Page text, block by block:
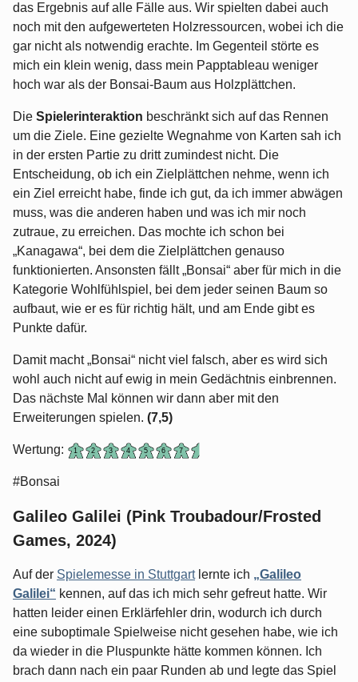
das Ergebnis auf alle Fälle aus. Wir spielten dabei auch
noch mit den aufgewerteten Holzressourcen, wobei ich die
gar nicht als notwendig erachte. Im Gegenteil störte es
mich ein klein wenig, dass mein Papptableau weniger
hoch war als der Bonsai-Baum aus Holzplättchen.
Die Spielerinteraktion beschränkt sich auf das Rennen
um die Ziele. Eine gezielte Wegnahme von Karten sah ich
in der ersten Partie zu dritt zumindest nicht. Die
Entscheidung, ob ich ein Zielplättchen nehme, wenn ich
ein Ziel erreicht habe, finde ich gut, da ich immer abwägen
muss, was die anderen haben und was ich mir noch
zutraue, zu erreichen. Das mochte ich schon bei
„Kanagawa“, bei dem die Zielplättchen genauso
funktionierten. Ansonsten fällt „Bonsai“ aber für mich in die
Kategorie Wohlfühlspiel, bei dem jeder seinen Baum so
aufbaut, wie er es für richtig hält, und am Ende gibt es
Punkte dafür.
Damit macht „Bonsai“ nicht viel falsch, aber es wird sich
wohl auch nicht auf ewig in mein Gedächtnis einbrennen.
Das nächste Mal können wir dann aber mit den
Erweiterungen spielen. (7,5)
Wertung:
#Bonsai
Galileo Galilei (Pink Troubadour/Frosted
Games, 2024)
Auf der Spielemesse in Stuttgartlernte ich „Galileo
Galilei“ kennen, auf das ich mich sehr gefreut hatte. Wir
hatten leider einen Erklärfehler drin, wodurch ich durch
eine suboptimale Spielweise nicht gesehen habe, wie ich
da wieder in die Pluspunkte hätte kommen können. Ich
brach dann nach ein paar Runden ab und legte das Spiel